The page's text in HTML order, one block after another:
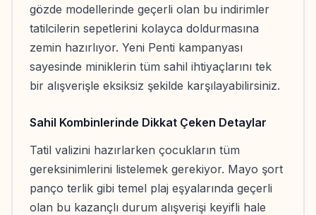
gözde modellerinde geçerli olan bu indirimler
tatilcilerin sepetlerini kolayca doldurmasına
zemin hazırlıyor. Yeni Penti kampanyası
sayesinde miniklerin tüm sahil ihtiyaçlarını tek
bir alışverişle eksiksiz şekilde karşılayabilirsiniz.
Sahil Kombinlerinde Dikkat Çeken Detaylar
Tatil valizini hazırlarken çocukların tüm
gereksinimlerini listelemek gerekiyor. Mayo şort
panço terlik gibi temel plaj eşyalarında geçerli
olan bu kazançlı durum alışverişi keyifli hale